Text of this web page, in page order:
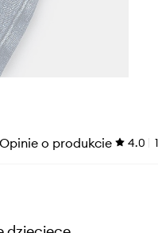
Opinie o produkcie 4.0 1